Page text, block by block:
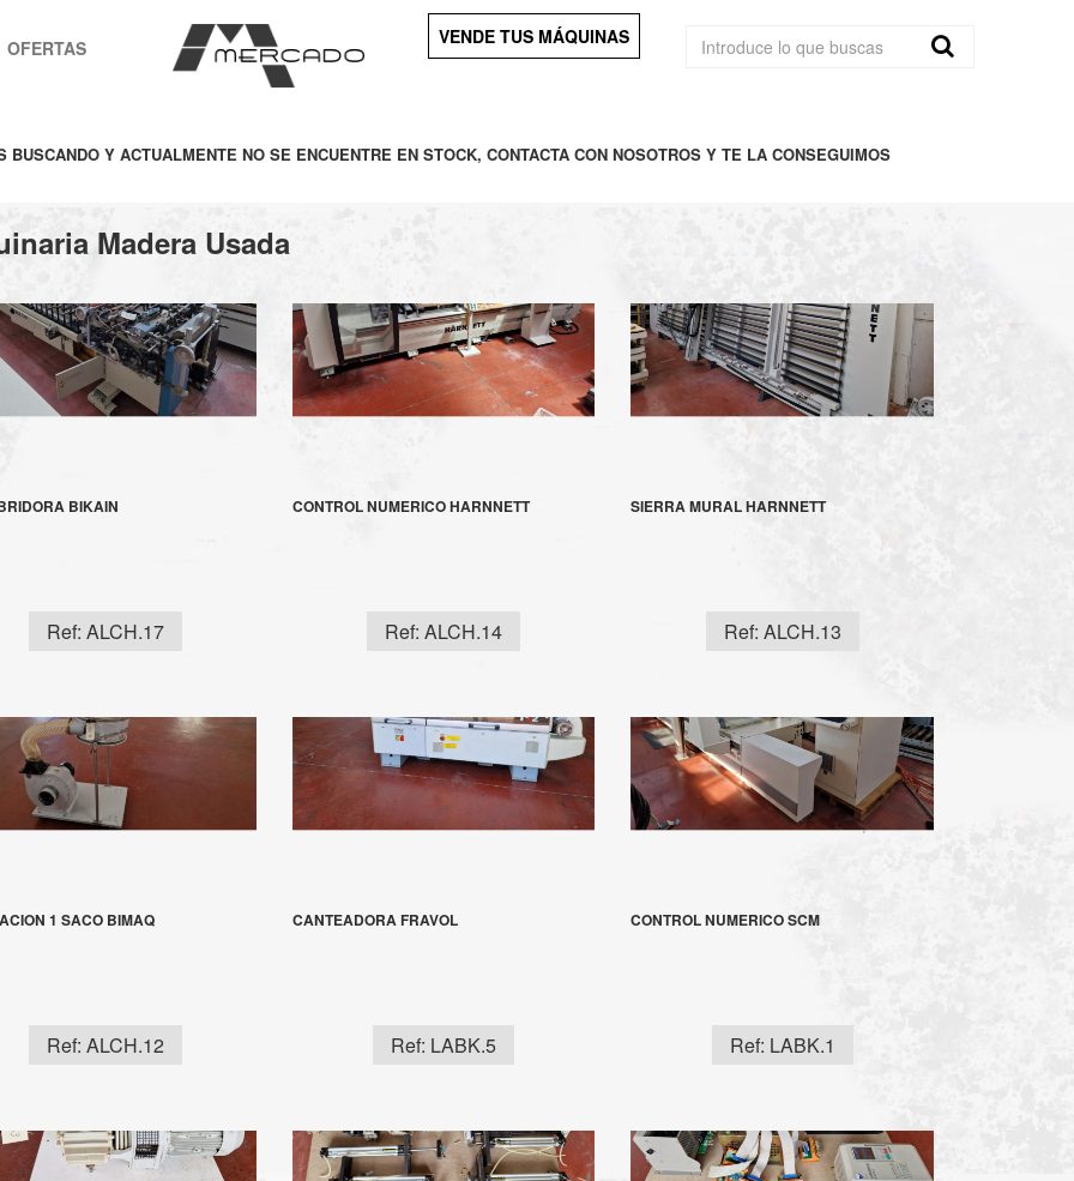
OFERTAS VENDE TUS MÁQUINAS
Y ACTUALMENTE NO SE ENCUENTRE EN STOCK, CONTACTA CON NOSOTROS Y TE LA CONSEGUIMOS
Madera Usada
BIKAIN
Ref: ALCH.17
CONTROL NUMERICO HARNNETT
Ref: ALCH.14
SIERRA MURAL HARNNETT
Ref: ALCH.13
1 SACO BIMAQ
Ref: ALCH.12
CANTEADORA FRAVOL
Ref: LABK.5
CONTROL NUMERICO SCM
Ref: LABK.1